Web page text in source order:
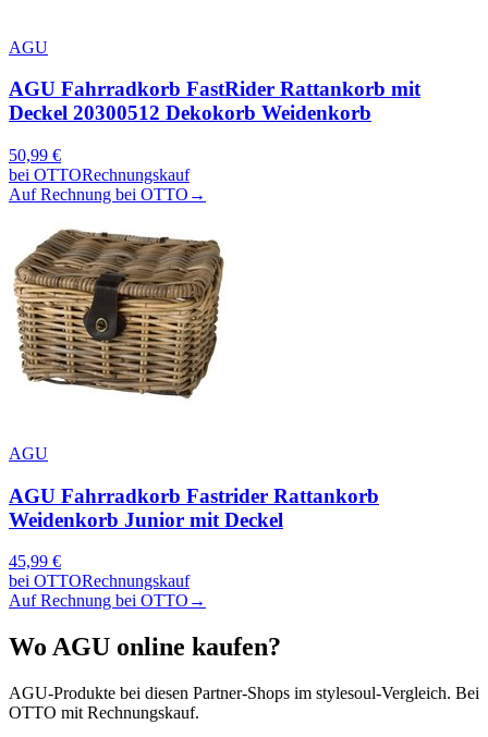
AGU
AGU Fahrradkorb FastRider Rattankorb mit
Deckel 20300512 Dekokorb Weidenkorb
50,99 €
bei OTTORechnungskauf
Auf Rechnung bei OTTO →
AGU
AGU Fahrradkorb Fastrider Rattankorb
Weidenkorb Junior mit Deckel
45,99 €
bei OTTORechnungskauf
Auf Rechnung bei OTTO →
Wo AGU online kaufen?
AGU-Produkte bei diesen Partner-Shops im stylesoul-Vergleich. Bei
OTTO mit Rechnungskauf.